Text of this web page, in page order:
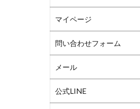
マイページ
問い合わせフォーム
メール
公式LINE